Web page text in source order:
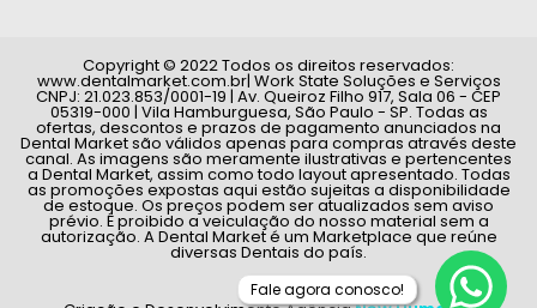
Copyright © 2022 Todos os direitos reservados:
www.dentalmarket.com.br| Work State Soluções e Serviços
CNPJ: 21.023.853/0001-19 | Av. Queiroz Filho 917, Sala 06 - CEP
05319-000 | Vila Hamburguesa, São Paulo - SP. Todas as
ofertas, descontos e prazos de pagamento anunciados na
Dental Market são válidos apenas para compras através deste
canal. As imagens são meramente ilustrativas e pertencentes
a Dental Market, assim como todo layout apresentado. Todas
as promoções expostas aqui estão sujeitas a disponibilidade
de estoque. Os preços podem ser atualizados sem aviso
prévio. É proibido a veiculação do nosso material sem a
autorização. A Dental Market é um Marketplace que reúne
diversas Dentais do país.
Fale agora conosco!